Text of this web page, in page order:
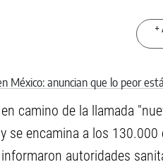
+
camino de la llamada
y se encamina a los
autoridades